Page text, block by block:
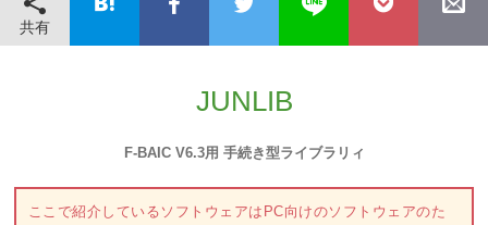
共有
JUNLIB
F-BAIC V6.3用 手続き型ライブラリィ
ここで紹介しているソフトウェアはPC向けのソフトウェアのた